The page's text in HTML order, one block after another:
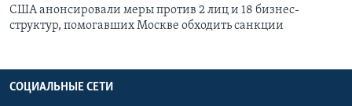
США анонсировали меры против 2 лиц и 18 бизнес-
структур, помогавших Москве обходить санкции
СОЦИАЛЬНЫЕ СЕТИ